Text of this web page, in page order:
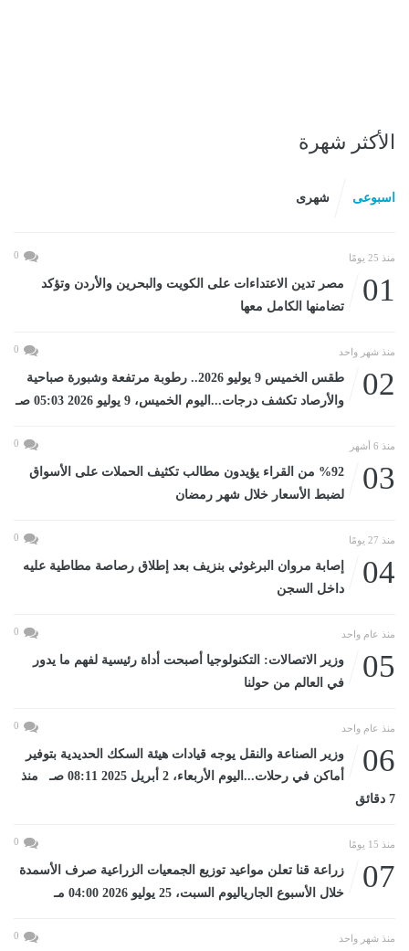
الأكثر شهرة
اسبوعى شهرى
منذ 25 يومًا 0
01
مصر تدين الاعتداءات على الكويت والبحرين والأردن وتؤكد
تضامنها الكامل معها
منذ شهر واحد 0
02
طقس الخميس 9 يوليو 2026.. رطوبة مرتفعة وشبورة صباحية
والأرصاد تكشف درجات...اليوم الخميس، 9 يوليو 2026 05:03 صـ
منذ 6 أشهر 0
03
%92 من القراء يؤيدون مطالب تكثيف الحملات على الأسواق
لضبط الأسعار خلال شهر رمضان
منذ 27 يومًا 0
04
إصابة مروان البرغوثي بنزيف بعد إطلاق رصاصة مطاطية عليه
داخل السجن
منذ عام واحد 0
05
وزير الاتصالات: التكنولوجيا أصبحت أداة رئيسية لفهم ما يدور
في العالم من حولنا
منذ عام واحد 0
06
وزير الصناعة والنقل يوجه قيادات هيئة السكك الحديدية بتوفير
أماكن في رحلات...اليوم الأربعاء، 2 أبريل 2025 08:11 صـ منذ
7 دقائق
منذ 15 يومًا 0
07
زراعة قنا تعلن مواعيد توزيع الجمعيات الزراعية صرف الأسمدة
خلال الأسبوع الجارياليوم السبت، 25 يوليو 2026 04:00 مـ
منذ شهر واحد 0